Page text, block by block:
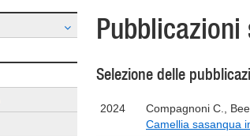
Selezione delle
2024 Compagnoni C.,
Camellia sasanqua